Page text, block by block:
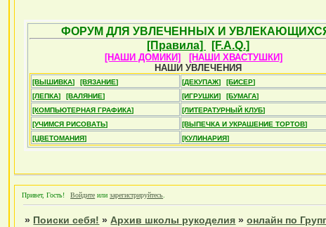
ФОРУМ ДЛЯ УВЛЕЧЕННЫХ И
[Правила]
[F.A.Q.]
[НАШИ ДОМИКИ]
[НАШИ ХВАСТУШКИ]
НАШИ УВЛЕЧЕНИЯ
[ВЫШИВКА] [ВЯЗАНИЕ] [ДЕКУПАЖ]
[БИСЕР]
[ЛЕПКА]
[ВАЛЯНИЕ] [ИГРУШКИ]
[БУМАГА]
[КОМПЬЮТЕРНАЯ ГРАФИКА]
[ЛИТЕРАТУРНЫЙ КЛУБ]
[УЧИМСЯ РИСОВАТЬ]
[ВЫПЕЧКА И УКРАШЕНИЕ ТОРТОВ]
[ЦВЕТОМАНИЯ]
[КУЛИНАРИЯ]
Привет, Гость! Войдите илизарегистрируйтесь
» Поиски себя! »Архив школы рукоделия »онлайн по